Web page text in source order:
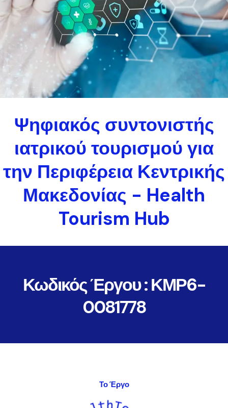
Ψηφιακός συντονιστής
ιατρικού τουρισμού για
την Περιφέρεια Κεντρικής
Μακεδονίας - Health
Tourism Hub
Κωδικός Έργου : ΚΜΡ6-
0081778
Το Έργο